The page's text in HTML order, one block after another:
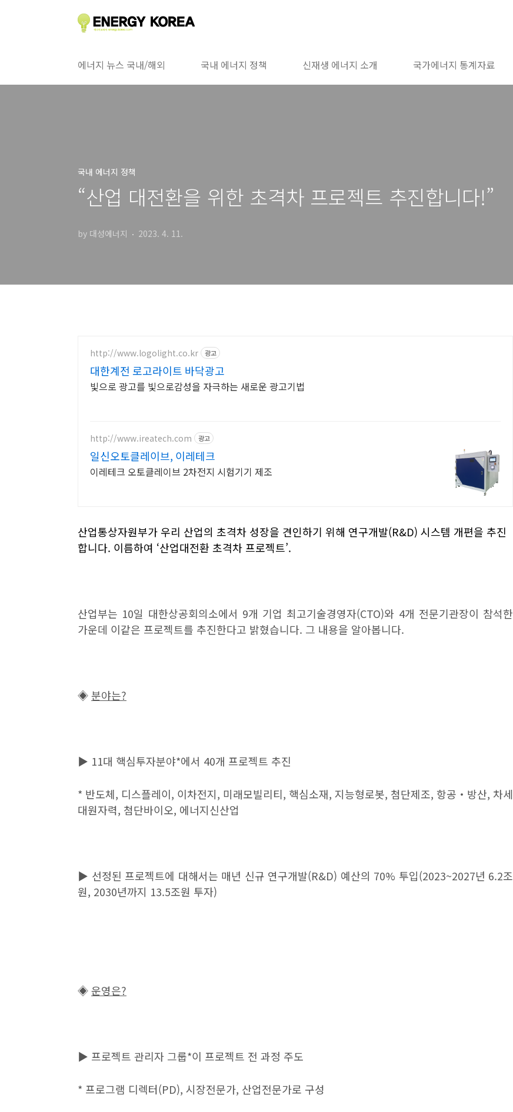
에너지 뉴스 국내/해외 국내 에너지 정책 신재생 에너지 소개 국가에너지 통계자료
국내 에너지 정책
“산업 대전환을 위한 초격차 프로젝트 추진합니다!”
by 대성에너지 2023. 4. 11.
http://www.logolight.co.kr 광고
대한계전 로고라이트 바닥광고
빛으로 광고를 빛으로감성을 자극하는 새로운 광고기법
http://www.ireatech.com 광고
일신오토클레이브, 이레테크
이레테크 오토클레이브 2차전지 시험기기 제조
산업통상자원부가 우리 산업의 초격차 성장을 견인하기 위해 연구개발(R&D) 시스템 개편을 추진
합니다. 이름하여 ‘산업대전환 초격차 프로젝트’.
산업부는 10일 대한상공회의소에서 9개 기업 최고기술경영자(CTO)와 4개 전문기관장이 참석한
가운데 이같은 프로젝트를 추진한다고 밝혔습니다. 그 내용을 알아봅니다.
◈분야는?
▶ 11대 핵심투자분야*에서 40개 프로젝트 추진
* 반도체, 디스플레이, 이차전지, 미래모빌리티, 핵심소재, 지능형로봇, 첨단제조, 항공 ‧ 방산, 차세
대원자력, 첨단바이오, 에너지신산업
▶ 선정된 프로젝트에 대해서는 매년 신규 연구개발(R&D) 예산의 70% 투입(2023~2027년 6.2조
원, 2030년까지 13.5조원 투자)
◈운영은?
▶ 프로젝트 관리자 그룹*이 프로젝트 전 과정 주도
* 프로그램 디렉터(PD), 시장전문가, 산업전문가로 구성